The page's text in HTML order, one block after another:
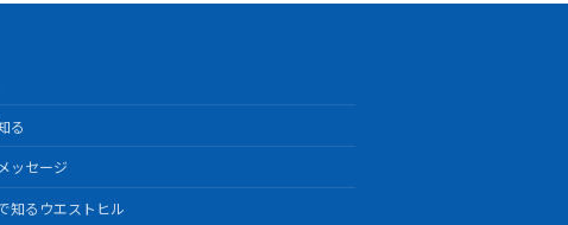
る
ッセージ
知るウエストヒル